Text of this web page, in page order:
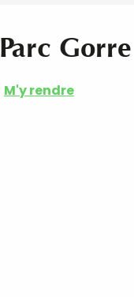
Gorre
M'y rendre